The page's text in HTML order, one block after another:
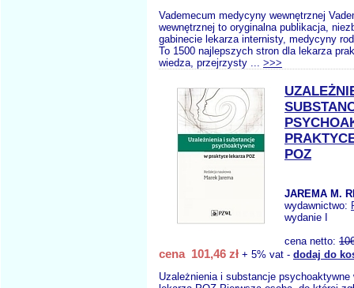
Vademecum medycyny wewnętrznej
wewnętrznej to oryginalna publikacja,
gabinecie lekarza internisty, medycyny
To 1500 najlepszych stron dla lekarza
wiedza, przejrzysty ... >>>
POZ
JAREMA M.
wydawnictwo:
wydanie I
cena netto:
cena 101,46 zł + 5% vat - dodaj do
Uzależnienia i substancje psychoaktywne